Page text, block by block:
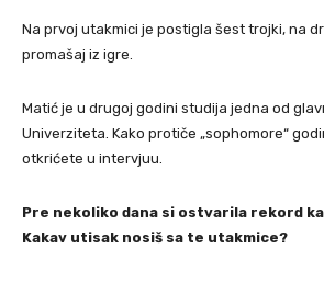
Na prvoj utakmici je postigla šest trojki, na
promašaj iz igre.
Matić je u drugoj godini studija jedna od
Univerziteta. Kako protiče „sophomore“
otkrićete u intervjuu.
Pre nekoliko dana si ostvarila rekord
Kakav utisak nosiš sa te utakmice?